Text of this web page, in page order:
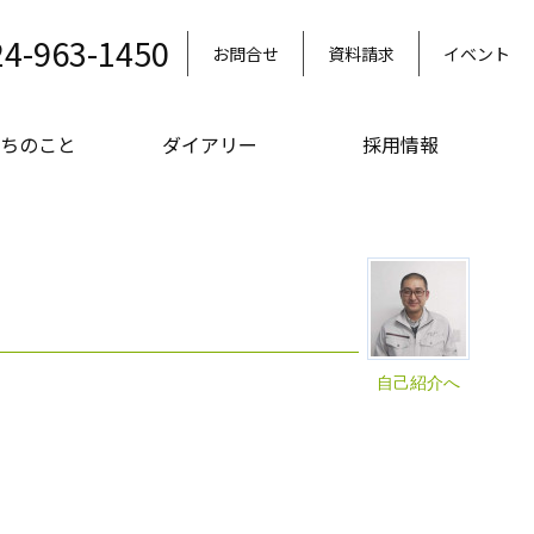
963-1450 お問合せ 資料請求 イベント
のこと ダイアリー 採用情報
自己紹介へ